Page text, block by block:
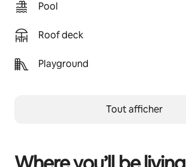
Pool
Roof deck
Playground
Tout afficher